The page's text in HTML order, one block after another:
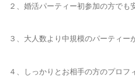
２、婚活パーティー初参加の方でも
３、大人数より中規模のパーティー
４、しっかりとお相手の方のプロ